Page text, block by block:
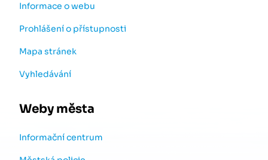
Informace o webu
Prohlášení o přístupnosti
Mapa stránek
Vyhledávání
Weby města
Informační centrum